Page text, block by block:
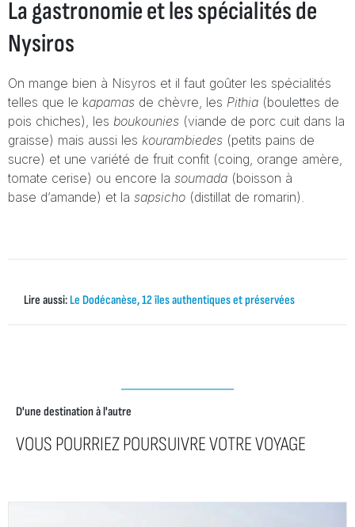
La gastronomie et les spécialités de
Nysiros
On mange bien à Nisyros et il faut goûter les spécialités
telles que le kapamas de chèvre, les Pithia (boulettes de
pois chiches), les boukounies (viande de porc cuit dans la
graisse) mais aussi les kourambiedes (petits pains de
sucre) et une variété de fruit confit (coing, orange amère,
tomate cerise) ou encore la soumada (boisson à
base d’amande) et la sapsicho (distillat de romarin).
Lire aussi: Le Dodécanèse, 12 îles authentiques et préservées
D'une destination à l'autre
VOUS POURRIEZ POURSUIVRE VOTRE VOYAGE